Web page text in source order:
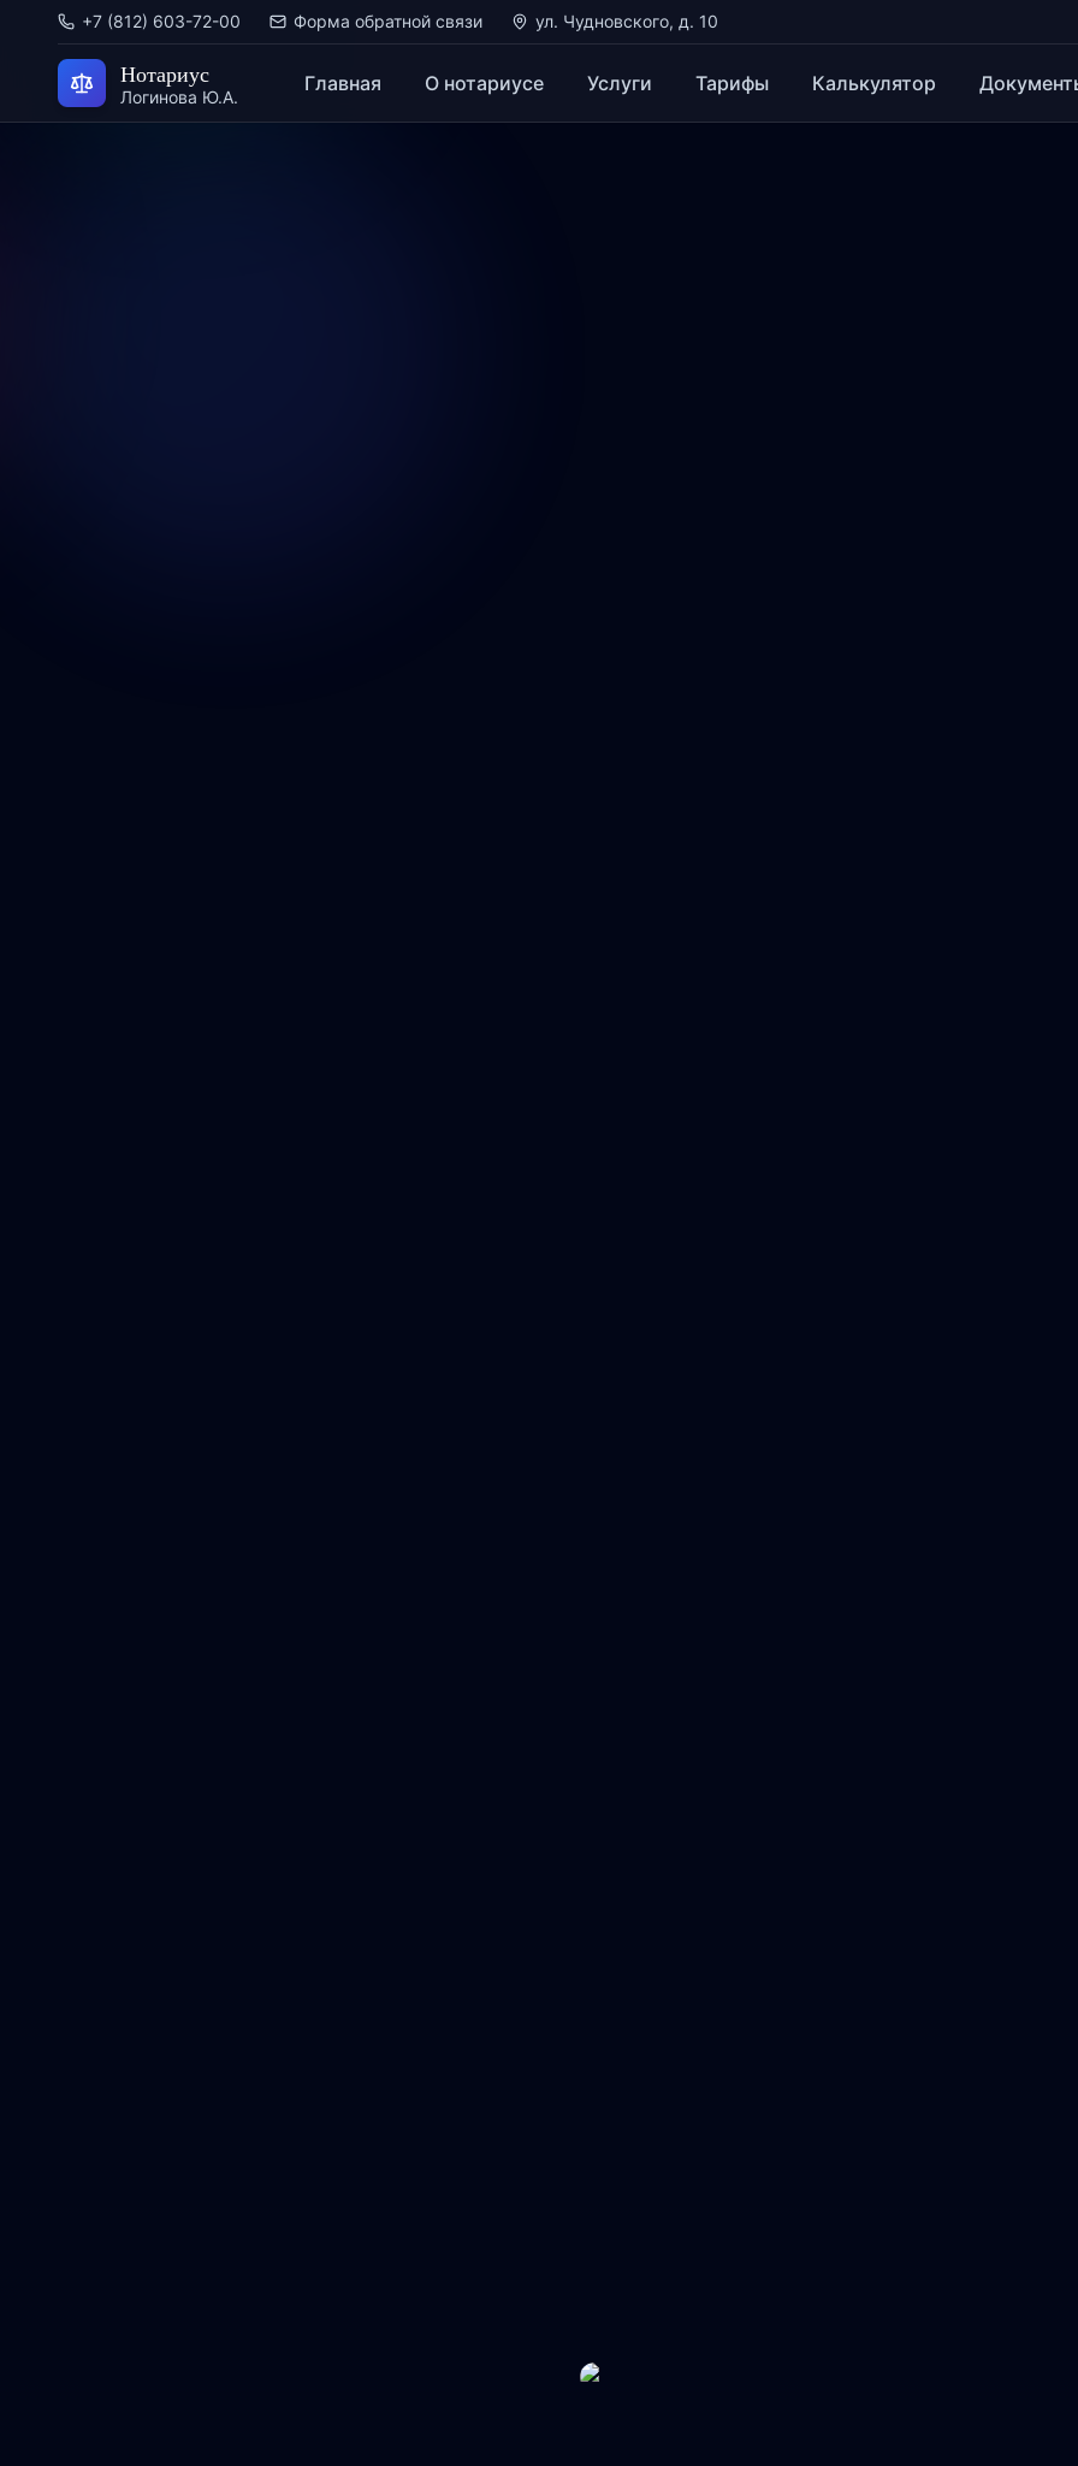
+7 (812) 603-72-00 Форма обратной связи ул. Чудновского, д. 10
Нотариус
Логинова Ю.А.
Главная О нотариусе Услуги Тарифы Калькулятор